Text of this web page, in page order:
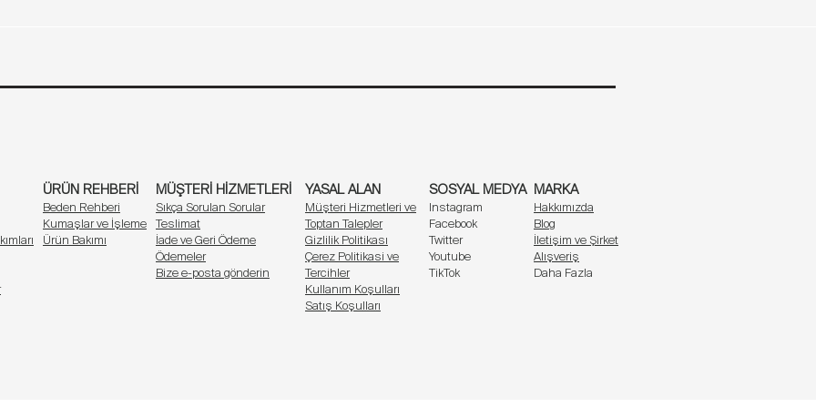
hareket özgürlüğünü kısıtlamaz. Spor yaparken, işe giderken ya da evde dinlenirken daima konforlu.
stil de sunar. Erkek iç giyiminde estetik ve işlevsellik bir arada.
81-86 91-97 102-107 112-117
ÜRÜN REHBERİ
Beden Rehberi
Kumaşlar ve İşleme
Ürün Bakımı
MÜŞTERİ HİZMETLERİ
Sıkça Sorulan Sorular
Teslimat
İade ve Geri Ödeme
Ödemeler
Bize e-posta gönderin
YASAL ALAN
Müşteri Hizmetleri ve
Toptan Talepler
Gizlilik Politikası
Çerez Politikasi ve
Tercihler
Kullanım Koşulları
Satış Koşulları
SOSYAL MEDYA
Instagram
Facebook
Twitter
Youtube
TikTok
MARKA
Hakkımızda
Blog
İletişim ve Şirket
Alışveriş
Daha Fazla